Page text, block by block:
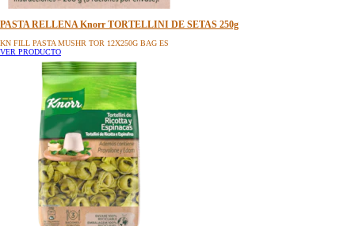
PASTA RELLENA Knorr TORTELLINI DE SETAS 250g
KN FILL PASTA MUSHR TOR 12X250G BAG ES
VER PRODUCTO